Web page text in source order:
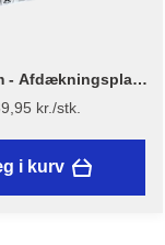
- Afdækningsplast
plast
kr./stk.
i kurv